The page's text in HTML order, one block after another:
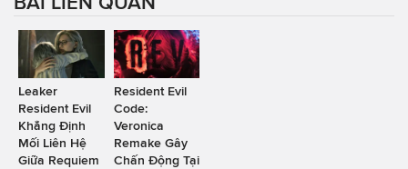
Leaker
Resident Evil
Khẳng Định
Mối Liên Hệ
Giữa Requiem
Resident Evil
Code:
Veronica
Remake Gây
Chấn Động Tại